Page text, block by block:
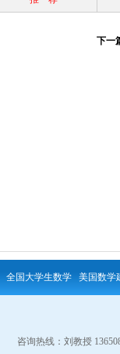
下一
全国大学生数学 美国数学
咨询热线：刘教授